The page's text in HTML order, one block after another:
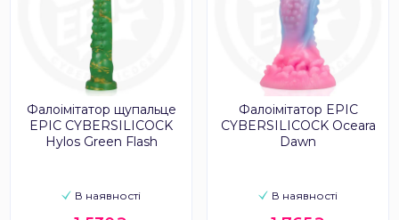
Фалоімітатор щупальце
EPIC CYBERSILICOCK
Hylos Green Flash
В наявності
Фалоімітатор EPIC
CYBERSILICOCK Oceara
Dawn
В наявності